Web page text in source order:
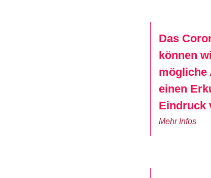
Das
können
mögliche
einen
Eindruck
Mehr Infos